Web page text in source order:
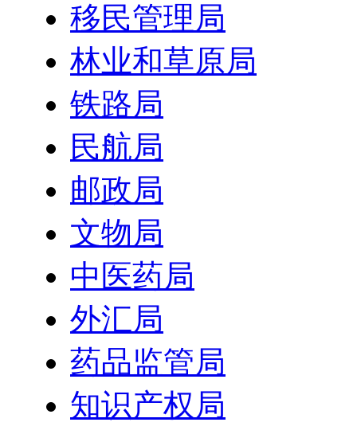
移民管理局
林业和草原局
铁路局
民航局
邮政局
文物局
中医药局
外汇局
药品监管局
知识产权局